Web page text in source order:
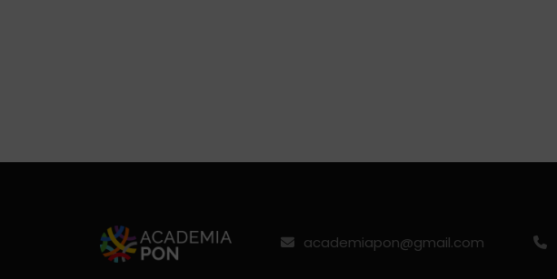
academiapon@gmail.com